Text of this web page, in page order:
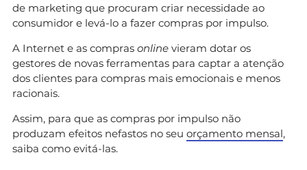
de marketing que procuram criar necessidade ao
consumidor e levá-lo a fazer compras por impulso.
A Internet e as compras online vieram dotar os
gestores de novas ferramentas para captar a atenção
dos clientes para compras mais emocionais e menos
racionais.
Assim, para que as compras por impulso não
produzam efeitos nefastos no seu orçamento mensal,
saiba como evitá-las.